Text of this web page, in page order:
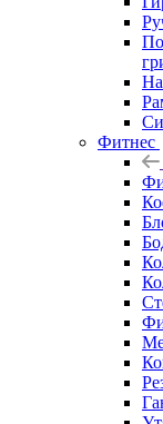
Фитнес